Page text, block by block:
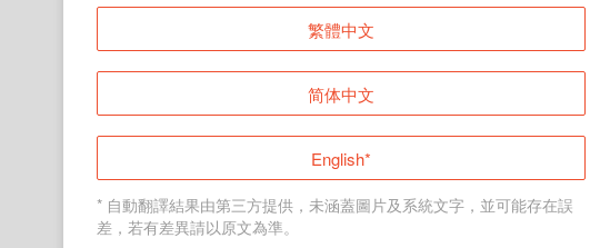
登入
返回首頁
繁體中文
简体中文
English*
* 自動翻譯結果由第三方提供，未涵蓋圖片及系統文字，並可能存在誤
差，若有差異請以原文為準。